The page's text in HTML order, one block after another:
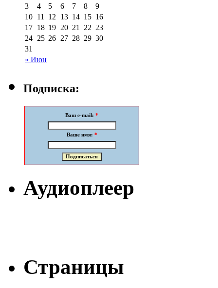
« Июн
3
4 5 6 7 8
9
10 11 12 13 14 15 16
17 18 19 20 21 22 23
24 25 26 27 28 29 30
31
Подписка:
Ваш e-mail: *
Ваше имя: *
Аудиоплеер
Страницы